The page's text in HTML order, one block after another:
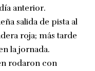
anterior.
salida de pista al
roja; más tarde
la jornada.
rodaron con